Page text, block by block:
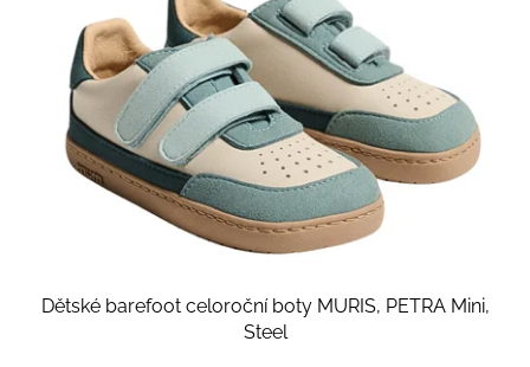
Dětské barefoot celoroční boty MURIS, PETRA Mini,
Steel